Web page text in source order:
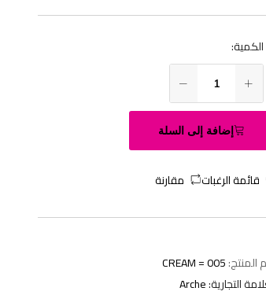
الكمية:
إضافة إلى السلة
قائمة الرغبات مقارنة
المنتج:CREAM = 005
التجارية:Arche